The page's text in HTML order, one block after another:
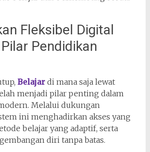
Fleksibel Digital
Pendidikan
Belajardi mana saja lewat
menjadi pilar penting dalam
Melalui dukungan
ini menghadirkan akses yang
belajar yang adaptif, serta
diri tanpa batas.